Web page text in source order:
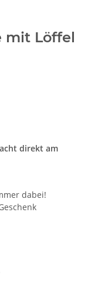
mit Löffel
direkt am
dabei!